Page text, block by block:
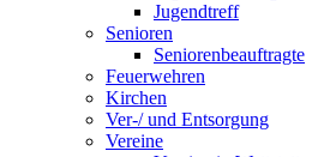
Jugendtreff
Senioren
Seniorenbeauftragte
Feuerwehren
Kirchen
Ver-/ und Entsorgung
Vereine